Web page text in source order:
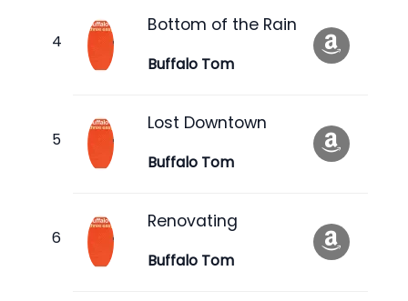
Bottom of the Rain
Buffalo Tom
Lost Downtown
Buffalo Tom
Renovating
Buffalo Tom